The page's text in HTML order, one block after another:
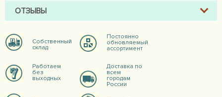
ОТЗЫВЫ
Собственный
склад
Постоянно
обновляемый
ассортимент
Работаем
без
выходных
Доставка по
всем
городам
России